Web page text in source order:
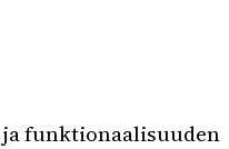
funktionaalisuuden